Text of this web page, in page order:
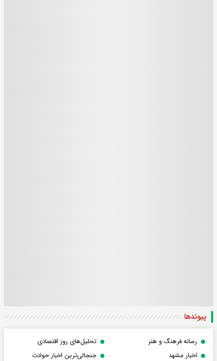
پیوندها
رسانه فرهنگ و هنر
تحلیل‌های روز اقتصادی
اخبار مشهد
جنجالی‌ترین اخبار حوادث